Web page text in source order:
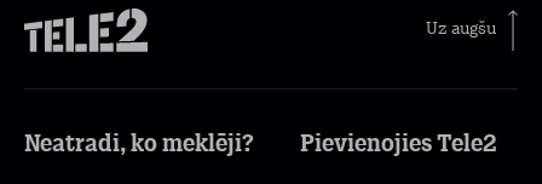
Uz augšu
Neatradi, ko meklēji? Pievienojies Tele2